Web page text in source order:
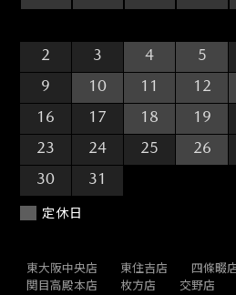
2
3 4 5
9
10 11 12
16
17 18 19
23
24 25 26
30
31
定休日
東大阪中央店 東住吉店 四條畷
関目高殿本店
枚方店 交野店